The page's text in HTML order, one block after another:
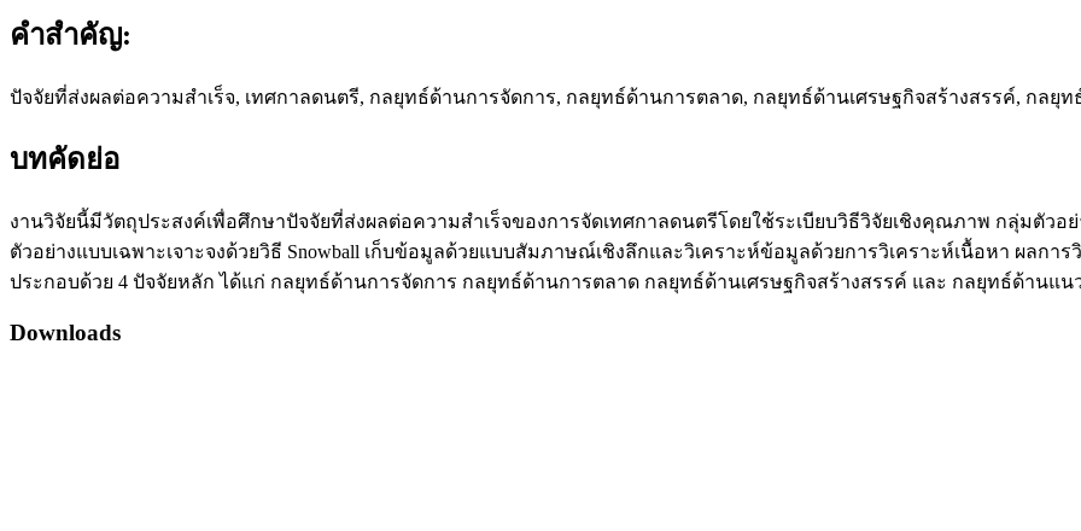
คำสำคัญ:
ปัจจัยที่ส่งผลต่อความสำเร็จ, เทศกาลดนตรี, กลยุทธ์ด้านการจัดการ, กลยุทธ์ด้านการตลาด, กลยุทธ์ด้านเศรษฐกิจสร้างสรรค์, กลยุ
บทคัดย่อ
งานวิจัยนี้มีวัตถุประสงค์เพื่อศึกษาปัจจัยที่ส่งผลต่อความสำเร็จของการจัดเทศกาลดนตรีโดยใช้ระเบียบวิธีวิจัยเชิงคุณภาพ กลุ่มตัวอ
ตัวอย่างแบบเฉพาะเจาะจงด้วยวิธี Snowball เก็บข้อมูลด้วยแบบสัมภาษณ์เชิงลึกและวิเคราะห์ข้อมูลด้วยการวิเคราะห์เนื้อหา ผลกา
ประกอบด้วย 4 ปัจจัยหลัก ได้แก่ กลยุทธ์ด้านการจัดการ กลยุทธ์ด้านการตลาด กลยุทธ์ด้านเศรษฐกิจสร้างสรรค์ และ กลยุทธ์ด้านแน
Downloads